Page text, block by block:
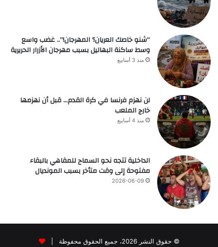
“شنو خاصك العريان؟ المهرجان!”.. غضب واسع
وسط ساكنة البهاليل بسبب مهرجان الأزرار الحريرية
منذ 3 أسابيع
لن نهزم فرنسا في كرة القدم… قبل أن نهزمها
خارج الملعب
منذ 4 أسابيع
الداخلية تتجه نحو السماح للمقاهي بالبقاء
مفتوحة إلى وقت متأخر بسبب المونديال
2026-06-09
© حقوق النشر 2026، جميع الحقوق محفوظة |